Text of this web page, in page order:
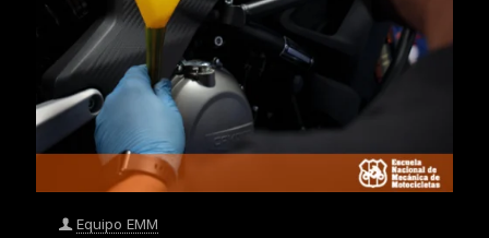
Equipo EMM